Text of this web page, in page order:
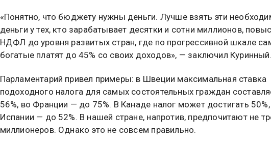
«Понятно, что бюджету нужны деньги. Лучше взять эти
деньги у тех, кто зарабатывает десятки и сотни миллионов,
НДФЛ до уровня развитых стран, где по прогрессивной шкале
богатые платят до 45% со своих доходов», — заключил
Парламентарий привел примеры: в Швеции максимальная ставка
подоходного налога для самых состоятельных граждан
56%, во Франции — до 75%. В Канаде налог может достигать 50%,
Испании — до 52%. В нашей стране, напротив, предпочитают не
миллионеров. Однако это не совсем правильно.